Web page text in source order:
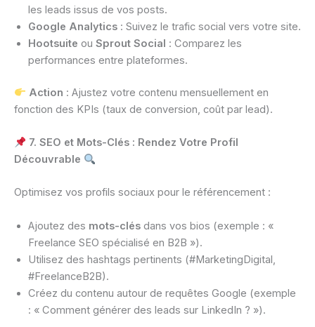
les leads issus de vos posts.
Google Analytics : Suivez le trafic social vers votre site.
Hootsuite ou Sprout Social : Comparez les
performances entre plateformes.
Action : Ajustez votre contenu mensuellement en
fonction des KPIs (taux de conversion, coût par lead).
7. SEO et Mots-Clés : Rendez Votre Profil
Découvrable
Optimisez vos profils sociaux pour le référencement :
Ajoutez des mots-clés dans vos bios (exemple : «
Freelance SEO spécialisé en B2B »).
Utilisez des hashtags pertinents (#MarketingDigital,
#FreelanceB2B).
Créez du contenu autour de requêtes Google (exemple
: « Comment générer des leads sur LinkedIn ? »).